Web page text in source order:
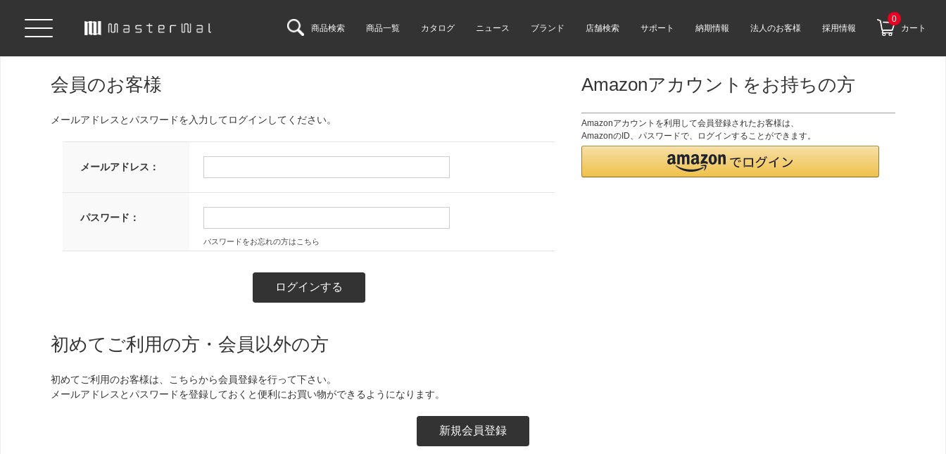
商品検索 商品一覧 カタログ ニュース ブランド 店舗検索 サポート 納期情報 法人のお客様 採用情報
0
カート
会員のお客様
メールアドレスとパスワードを入力してログインしてください。
メールアドレス：
パスワード：
パスワードをお忘れの方はこちら
Amazonアカウントをお持ちの方
Amazonアカウントを利用して会員登録されたお客様は、
AmazonのID、パスワードで、ログインすることができます。
初めてご利用の方・会員以外の方
初めてご利用のお客様は、こちらから会員登録を行って下さい。
メールアドレスとパスワードを登録しておくと便利にお買い物ができるようになります。